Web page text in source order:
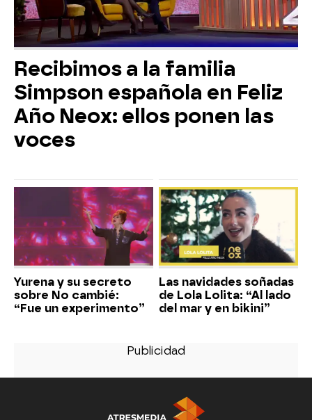
Recibimos a la familia
Simpson española en Feliz
Año Neox: ellos ponen las
voces
Yurena y su secreto
sobre No cambié:
“Fue un experimento”
Las navidades soñadas
de Lola Lolita: “Al lado
del mar y en bikini”